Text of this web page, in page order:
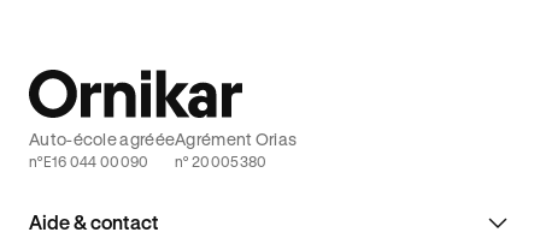
Aide & contact
Auto-école agréée
n°E16 044 00090
Agrément Orias
n° 20005380